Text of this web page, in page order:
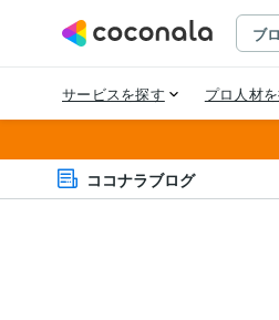
ココナラブログ